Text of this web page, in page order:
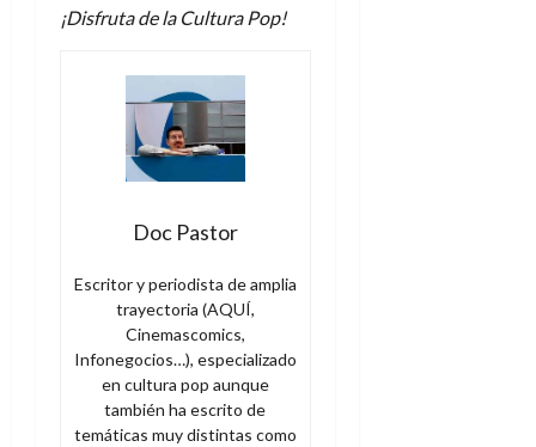
¡Disfruta de la Cultura Pop!
Doc Pastor
Escritor y periodista de amplia
trayectoria (AQUÍ,
Cinemascomics,
Infonegocios…), especializado
en cultura pop aunque
también ha escrito de
temáticas muy distintas como